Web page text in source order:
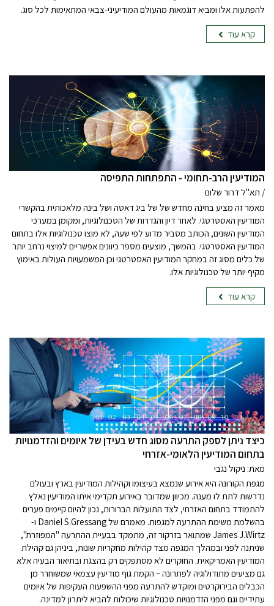
להפתעות אלו ומביא דוגמאות מהעולם המודיעיני-צבאי המתאימות לכל סוג.
קרא עוד
המודיעין הרב-תחומי - התפתחות התפיסה
/ תא"ל דרור שלום
מאמר זה מציע בחינה מחדש של של ביג דאטה ושל בינה מלאכותית בהקשרי
המודיעין האסטרטגי. לאחר דיון והגדרות של הטכנולוגיות, ומקומן במערכי
המודיעין השונים, הכותב מסביר מדוע לפי שעה, לא מוצו טכנולוגיות אלו בתחום
המודיעין האסטרטגי. בהמשך, מוצעים מספר כיוונים אפשריים למיצוי נרחב יותר
של כלים מסוג זה במחקר המודיעין האסטרטגי וכן המשמעויות העולות באימוץ
מקיף יותר של טכנולוגיות אלו.
קרא עוד
כיצד ניתן לספק התרעה מסוג חדש בעידן של איומים והזדמנויות
בתחום המודיעין הלאומי-אזרחי
מאת: ניקול נגבי
מגפת הקורונה היא אירוע שנמצא בעיצומו וקהילות המודיעין בארץ ובעולם
נדרשות לתת לו מענה. מכיוון שמדובר באירוע תקדימי איתו המודיעין נאלץ
להתמודד בתחום האזרחי, לצד התועלות הברורות, נכון להיום קיימים פערים
בהשלמת משימת ההתרעה למגפות. מאמרם של Daniel S.Gressang ו-
James J.Wirtz שמתואר בזרקור זה, מתמקד בבעיית ההתרעה "המפוזרת",
שניתנה לפני ובמהלך המגפה מצד קהילות מחקריות שונות, ביניהן גם קהילת
המודיעין האמריקאית. החוקרים לא מסתפקים רק בהצגת ובתיאור הבעיה אלא
גם מציעים מתודולוגיה לפתרונה – הקמת גוף מודיעין עצמאי שמשוחרר מן
הכבלים הבירוקרטים ומוקדש להתרעה מפני ההשפעות העקיפות של איומים
עתידיים וגם מפני הזדמנויות טכנולוגיות שיכולות להביא ליתרון למדינה.